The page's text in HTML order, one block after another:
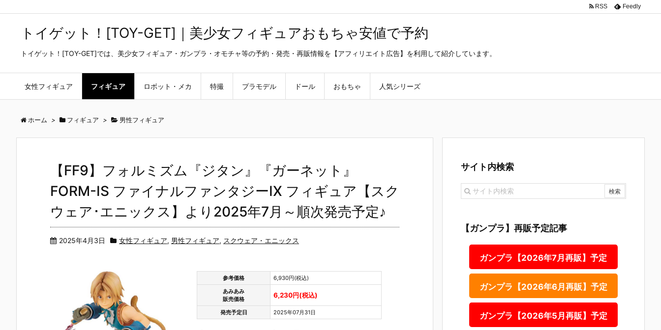
トイゲット！[TOY-GET]｜美少女フィギュアおもちゃ安値で予約
トイゲット！[TOY-GET]では、美少女フィギュア・ガンプラ・オモチャ等の予約・発売・再販情報を【アフィリエイト広告】を利用して紹介しています。
女性フィギュア フィギュア ロボット・メカ 特撮 プラモデル ドール おもちゃ 人気シリーズ
RSS Feedly
ホーム > フィギュア > 男性フィギュア
【FF9】フォルミズム『ジタン』『ガーネット』
FORM-IS ファイナルファンタジーIX フィギュア【スク
ウェア･エニックス】より2025年7月～順次発売予定♪
2025年4月3日 女性フィギュア, 男性フィギュア, スクウェア・エニックス
参考価格
6,930円(税込)
あみあみ
販売価格
6,230円(税込)
発売予定日 2025年07月31日
サイト内検索
【ガンプラ】再販予定記事
ガンプラ【2026年7月再販】予定
ガンプラ【2026年6月再販】予定
ガンプラ【2026年5月再販】予定